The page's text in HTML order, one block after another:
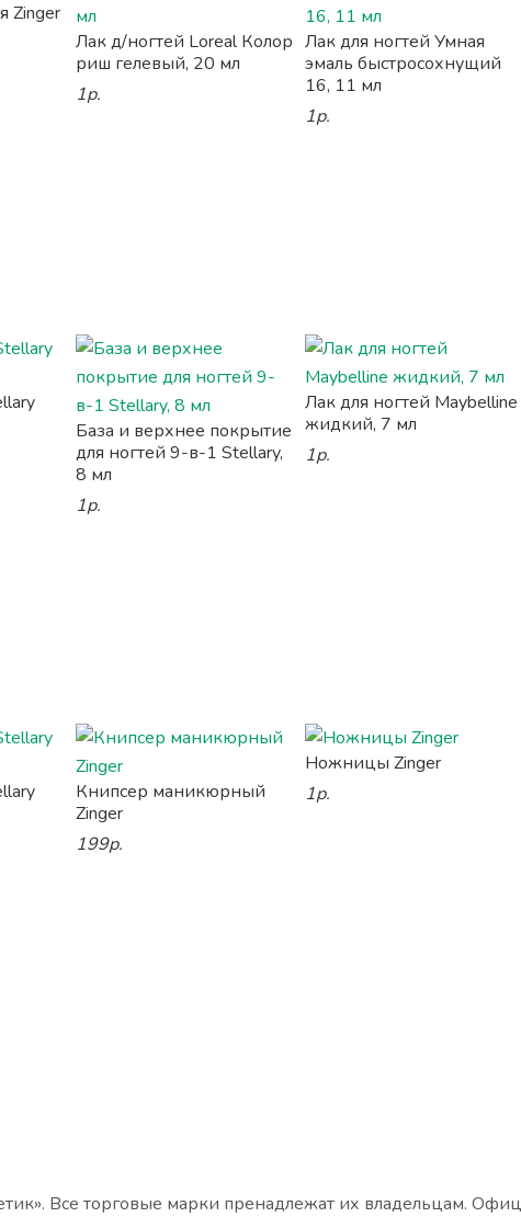
Zinger
Лак д/ногтей Loreal Колор
риш гелевый, 20 мл
1р.
Лак для ногтей Умная
эмаль быстросохнущий
16, 11 мл
1р.
База и верхнее покрытие
для ногтей 9-в-1 Stellary,
8 мл
1р.
Лак для ногтей Maybelline
жидкий, 7 мл
1р.
Книпсер маникюрный
Zinger
199р.
Ножницы Zinger
1р.
Все торговые марки пренадлежат их владельцам.